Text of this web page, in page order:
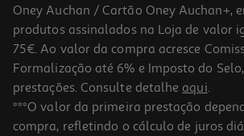
-10%
Livro O Campo De Rosas O Livro Do Pó #3 De
22.41 €/un
Oney Auchan / Cartão Oney Auchan+,
produtos assinalados na Loja de valor
75€. Ao valor da compra acresce
Formalização até 6% e Imposto do
prestações. Consulte detalhe aqui.
***O valor da primeira prestação
compra, refletindo o cálculo de juros